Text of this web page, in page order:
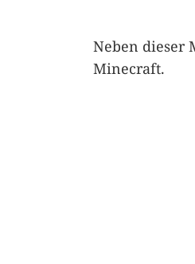
Neben dieser
Minecraft.